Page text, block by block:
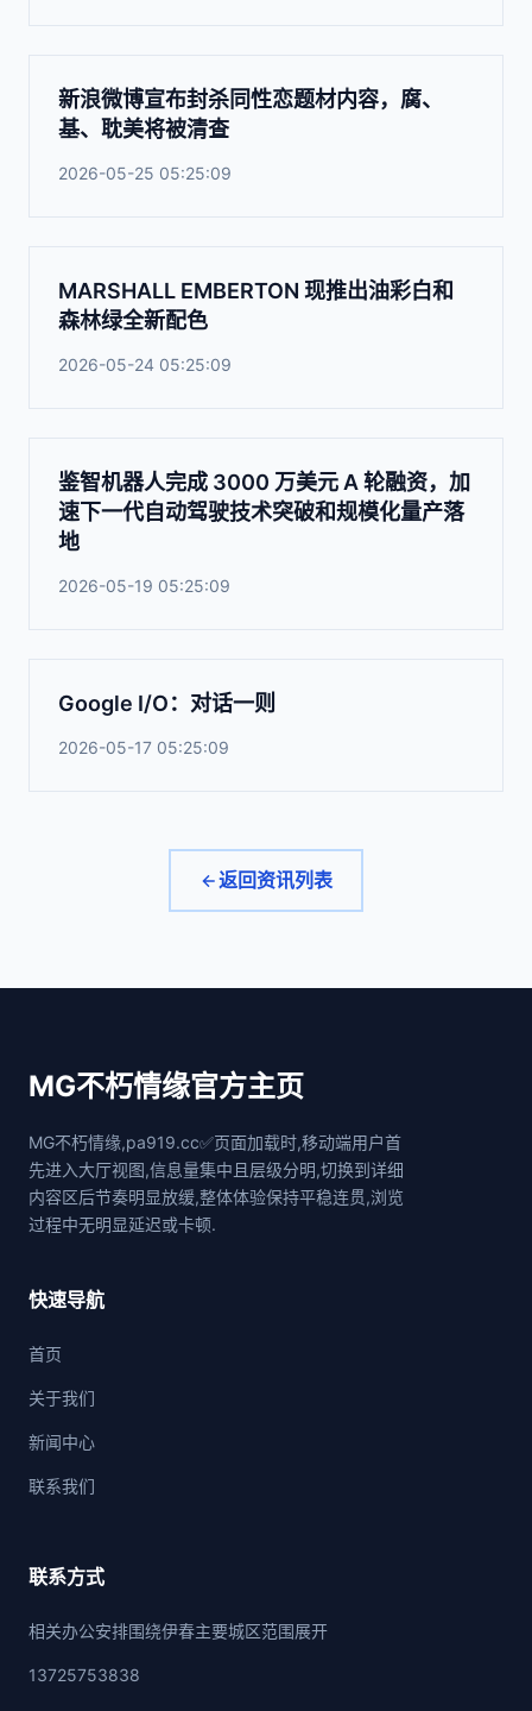
新浪微博宣布封杀同性恋题材内容，腐、
基、耽美将被清查
2026-05-25 05:25:09
MARSHALL EMBERTON 现推出油彩白和
森林绿全新配色
2026-05-24 05:25:09
鉴智机器人完成 3000 万美元 A 轮融资，加
速下一代自动驾驶技术突破和规模化量产落
地
2026-05-19 05:25:09
Google I/O：对话一则
2026-05-17 05:25:09
返回资讯列表
MG不朽情缘官方主页
MG不朽情缘,pa919.cc✅页面加载时,移动端用户首
先进入大厅视图,信息量集中且层级分明,切换到详细
内容区后节奏明显放缓,整体体验保持平稳连贯,浏览
过程中无明显延迟或卡顿.
快速导航
首页
关于我们
新闻中心
联系我们
联系方式
相关办公安排围绕伊春主要城区范围展开
13725753838